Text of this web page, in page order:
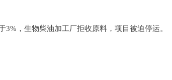
，生物柴油加工厂拒收原料，项目被迫停运。